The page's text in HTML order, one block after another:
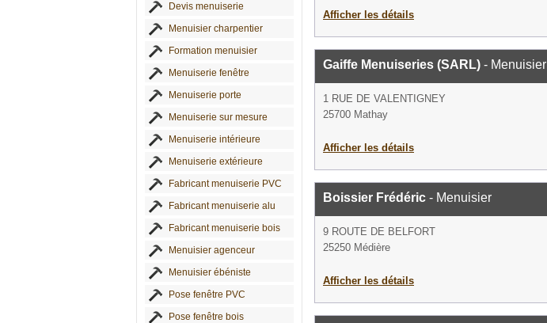
Devis menuiserie
Menuisier charpentier
Formation menuisier
Menuiserie fenêtre
Menuiserie porte
Menuiserie sur mesure
Menuiserie intérieure
Menuiserie extérieure
Fabricant menuiserie PVC
Fabricant menuiserie alu
Fabricant menuiserie bois
Menuisier agenceur
Menuisier ébéniste
Pose fenêtre PVC
Pose fenêtre bois
Afficher les détails
Gaiffe Menuiseries (SARL) - Menuisier
1 RUE DE VALENTIGNEY
25700 Mathay
Afficher les détails
Boissier Frédéric - Menuisier
9 ROUTE DE BELFORT
25250 Médière
Afficher les détails